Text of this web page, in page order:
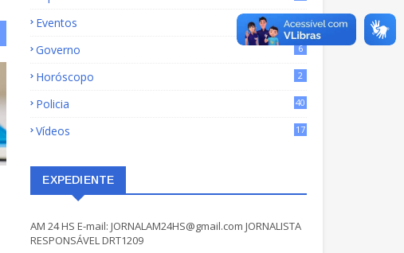
Eventos 17
Governo 6
Horóscopo 2
Policia 40
Vídeos 17
EXPEDIENTE
AM 24 HS E-mail: JORNALAM24HS@gmail.com JORNALISTA
RESPONSÁVEL DRT1209